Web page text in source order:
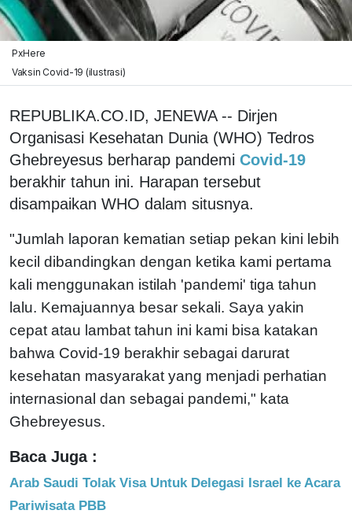
PxHere
Vaksin Covid-19 (ilustrasi)
REPUBLIKA.CO.ID, JENEWA -- Dirjen
Organisasi Kesehatan Dunia (WHO) Tedros
Ghebreyesus berharap pandemi Covid-19
berakhir tahun ini. Harapan tersebut
disampaikan WHO dalam situsnya.
"Jumlah laporan kematian setiap pekan kini lebih
kecil dibandingkan dengan ketika kami pertama
kali menggunakan istilah 'pandemi' tiga tahun
lalu. Kemajuannya besar sekali. Saya yakin
cepat atau lambat tahun ini kami bisa katakan
bahwa Covid-19 berakhir sebagai darurat
kesehatan masyarakat yang menjadi perhatian
internasional dan sebagai pandemi," kata
Ghebreyesus.
Baca Juga :
Arab Saudi Tolak Visa Untuk Delegasi Israel ke Acara
Pariwisata PBB